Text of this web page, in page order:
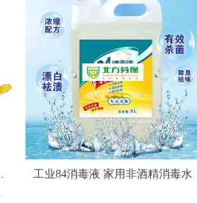
工业84消毒液 家用非酒精消毒水